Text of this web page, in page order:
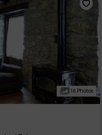
16 Photos